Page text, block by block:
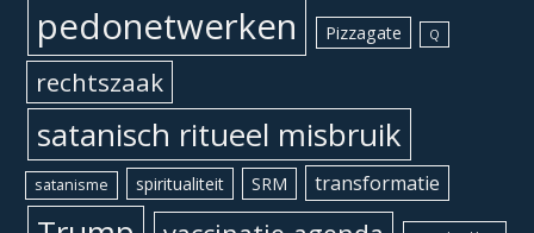
pedonetwerken Pizzagate Q
rechtszaak
satanisch ritueel misbruik
satanisme spiritualiteit SRM transformatie